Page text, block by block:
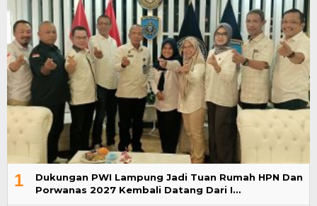
1
Dukungan PWI Lampung Jadi Tuan Rumah HPN Dan
Porwanas 2027 Kembali Datang Dari I…